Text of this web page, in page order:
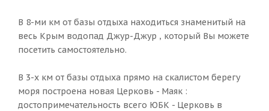
В 8-ми км от базы отдыха находиться знаменитый на
весь Крым водопад Джур-Джур , который Вы можете
посетить самостоятельно.
В 3-х км от базы отдыха прямо на скалистом берегу
моря построена новая Церковь - Маяк :
достопримечательность всего ЮБК - Церковь в